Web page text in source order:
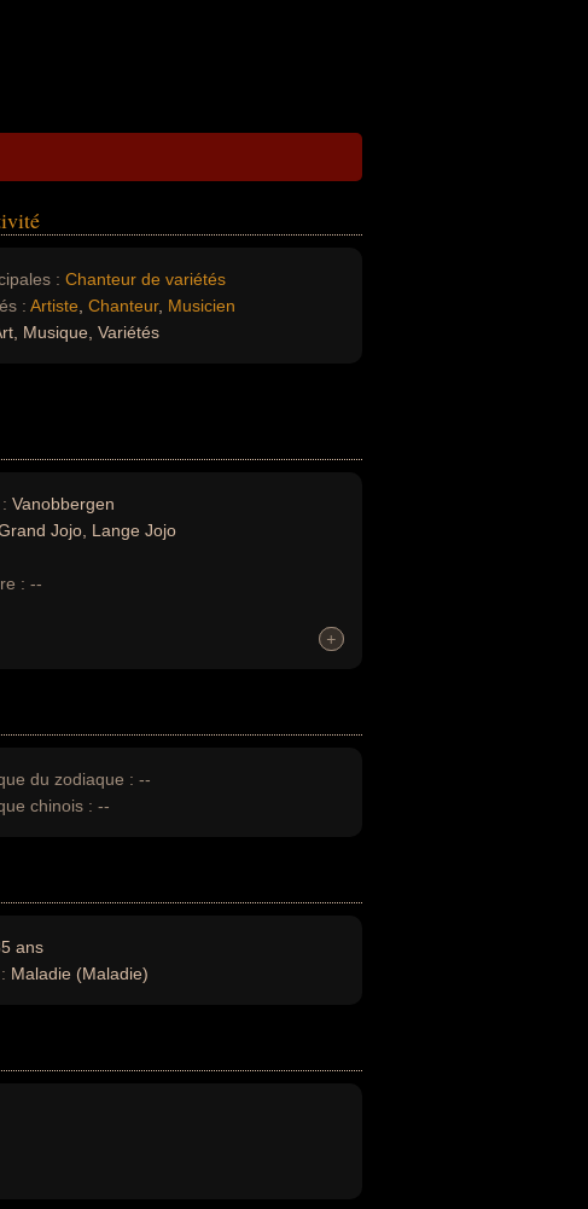
: Chanteur de variétés
: Artiste Chanteur, Musicien
Musique, Variétés
Vanobbergen
Jojo, Lange Jojo
: --
+
+
du zodiaque : --
chinois : --
ans
Maladie (Maladie)